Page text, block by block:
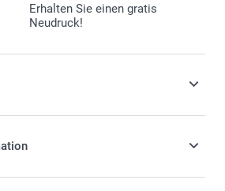
Erhalten Sie einen gratis
Neudruck!
Gläser mit einer schönen
bestellen Sie ein 10 m